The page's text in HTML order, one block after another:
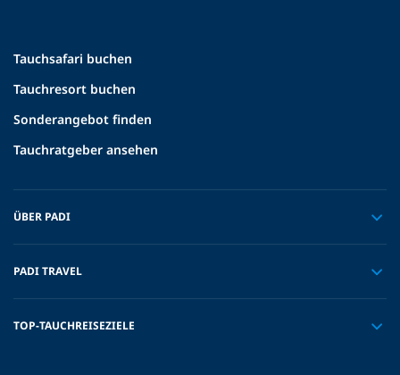
Tauchsafari buchen
Tauchresort buchen
Sonderangebot finden
Tauchratgeber ansehen
ÜBER PADI
PADI TRAVEL
TOP-TAUCHREISEZIELE